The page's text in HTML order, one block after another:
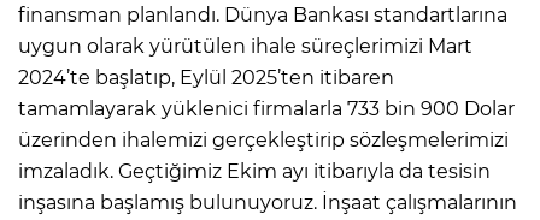
finansman planlandı. Dünya Bankası standartlarına
uygun olarak yürütülen ihale süreçlerimizi Mart
2024’te başlatıp, Eylül 2025’ten itibaren
tamamlayarak yüklenici firmalarla 733 bin 900 Dolar
üzerinden ihalemizi gerçekleştirip sözleşmelerimizi
imzaladık. Geçtiğimiz Ekim ayı itibarıyla da tesisin
inşasına başlamış bulunuyoruz. İnşaat çalışmalarının